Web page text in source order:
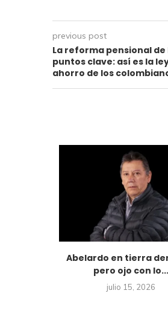
previous post
La reforma pensional
puntos clave: así es la
ahorro de los
Abelardo en tierra
pero ojo con lo...
julio 15, 2026